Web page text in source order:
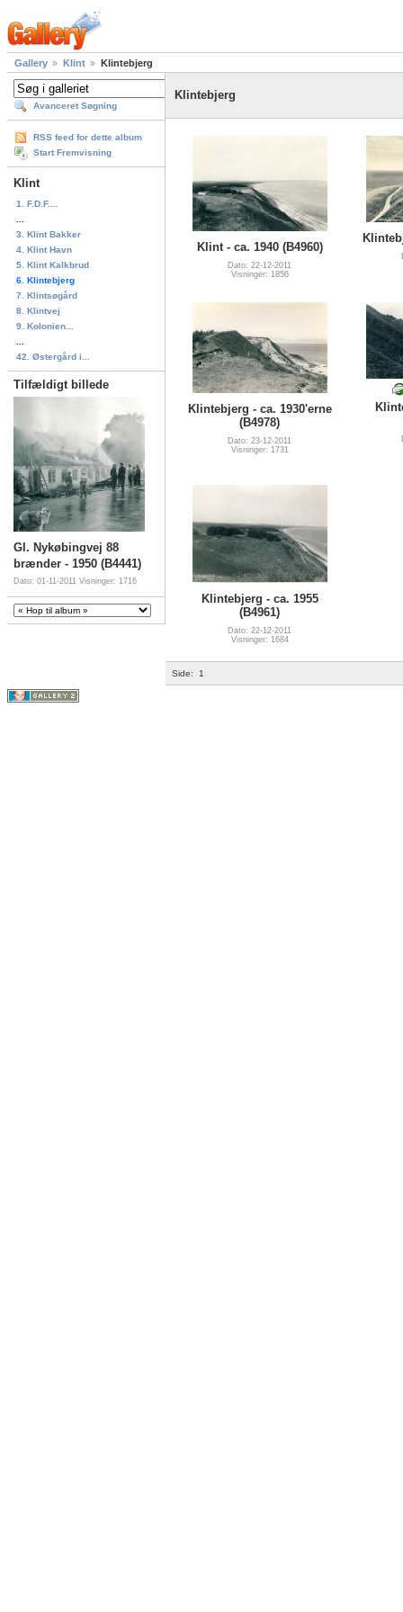
Gallery Klint Klintebjerg
Avanceret Søgning
RSS feed for dette album
Start Fremvisning
Klint
1. F.D.F....
3. Klint Bakker
4. Klint Havn
5. Klint Kalkbrud
6. Klintebjerg
7. Klintsøgård
8. Klintvej
9. Kolonien...
42. Østergård i...
Tilfældigt billede
Gl. Nykøbingvej 88
brænder - 1950 (B4441)
Dato: 01-11-2011 Visninger: 1716
Klintebjerg
Klint - ca. 1940 (B4960)
Dato: 22-12-2011
Visninger: 1856
Klintebjerg - ca. 1930'erne
(B4978)
Dato: 23-12-2011
Visninger: 1731
Klintebjerg - ca. 1955
(B4961)
Dato: 22-12-2011
Visninger: 1684
Side: 1